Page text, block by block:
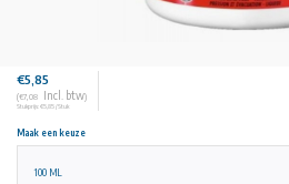
€5,85
(€7,08 Incl. btw)
Stukprijs: €5,85 / Stuk
Maak een keuze
100 ML